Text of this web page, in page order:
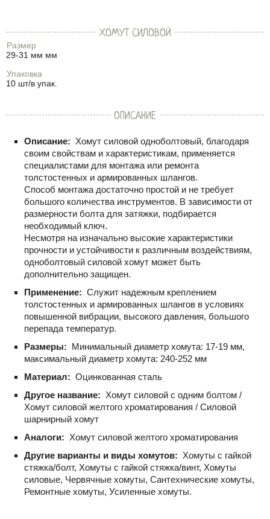
ХОМУТ СИЛОВОЙ
Размер
29-31 мм мм
Упаковка
10 шт/в упак.
ОПИСАНИЕ
Описание: Хомут силовой одноболтовый, благодаря
своим свойствам и характеристикам, применяется
специалистами для монтажа или ремонта
толстостенных и армированных шлангов.
Способ монтажа достаточно простой и не требует
большого количества инструментов. В зависимости от
размерности болта для затяжки, подбирается
необходимый ключ.
Несмотря на изначально высокие характеристики
прочности и устойчивости к различным воздействиям,
одноболтовый силовой хомут может быть
дополнительно защищен.
Применение: Служит надежным креплением
толстостенных и армированных шлангов в условиях
повышенной вибрации, высокого давления, большого
перепада температур.
Размеры: Минимальный диаметр хомута: 17-19 мм,
максимальный диаметр хомута: 240-252 мм
Материал: Оцинкованная сталь
Другое название: Хомут силовой с одним болтом /
Хомут силовой желтого хроматирования / Силовой
шарнирный хомут
Аналоги: Хомут силовой желтого хроматирования
Другие варианты и виды хомутов: Хомуты с гайкой
стяжка/болт, Хомуты с гайкой стяжка/винт, Хомуты
силовые, Червячные хомуты, Сантехнические хомуты,
Ремонтные хомуты, Усиленные хомуты.